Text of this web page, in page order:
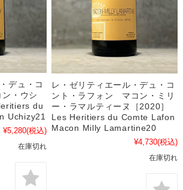
デュ・コ
・ウシ
du
Uchizy21
¥5,280(税込)
在庫切れ
レ・ゼリティエール・デュ・コ
ント・ラフォン マコン・ミリ
ー・ラマルティーヌ［2020］
Les Heritiers du Comte Lafon
Macon Milly Lamartine20
¥4,730(税込)
在庫切れ